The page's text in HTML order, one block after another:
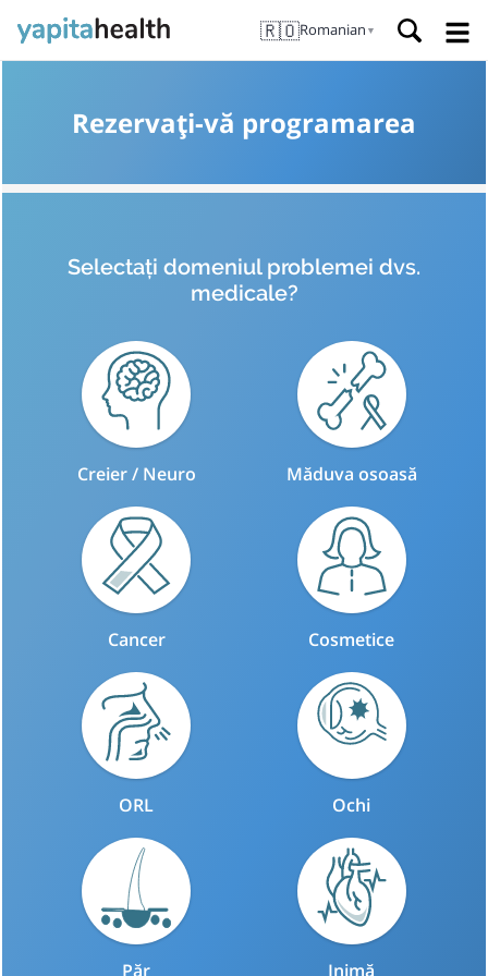
🇷🇴Romanian ▼
Rezervați-vă programarea
Selectați domeniul problemei dvs.
medicale?
Creier / Neuro Măduva osoasă
Cancer Cosmetice
ORL Ochi
Păr Inimă